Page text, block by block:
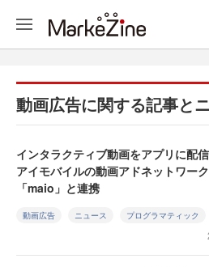
動画広告に関する記事と
インタラクティブ動画をアプリに配信
アイモバイルの動画アドネットワーク
「maio」と連携
動画広告 ニュース プログラマティック